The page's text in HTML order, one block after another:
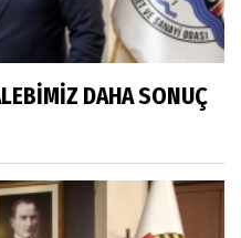
DAHA SONUÇ